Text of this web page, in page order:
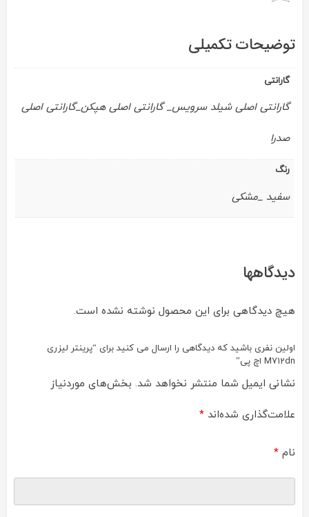
توضیحات تکمیلی
گارانتی
گارانتی اصلی شیلد سرویس_ گارانتی اصلی هپکن_گارانتی اصلی
صدرا
رنگ
سفید _مشکی
دیدگاهها
هیچ دیدگاهی برای این محصول نوشته نشده است.
اولین نفری باشید که دیدگاهی را ارسال می کنید برای “پرینتر لیزری
M712dn اچ پی”
نشانی ایمیل شما منتشر نخواهد شد. بخش‌های موردنیاز
علامت‌گذاری شده‌اند *
نام *